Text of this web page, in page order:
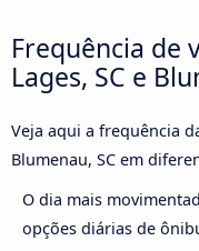
Frequência de
Lages, SC e
Veja aqui a frequência
Blumenau, SC em
O dia mais
opções diárias de